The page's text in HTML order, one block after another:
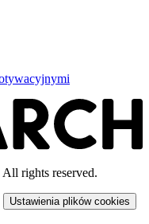
rights reserved.
Ustawienia plików cookies